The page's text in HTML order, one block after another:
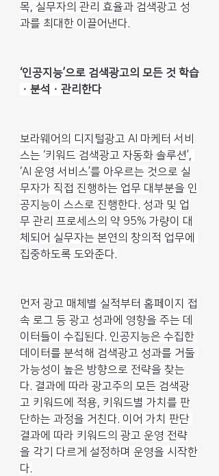
목, 실무자의 관리 효율과 검색광고 성
과를 최대한 이끌어낸다.
‘인공지능’으로 검색광고의 모든 것 학습
ㆍ분석ㆍ관리한다
보라웨어의 디지털광고 AI 마케터 서비
스는 ‘키워드 검색광고 자동화 솔루션’,
‘AI 운영 서비스’를 아우르는 것으로 실
무자가 직접 진행하는 업무 대부분을 인
공지능이 스스로 진행한다. 성과 및 업
무 관리 프로세스의 약 95% 가량이 대
체되어 실무자는 본연의 창의적 업무에
집중하도록 도와준다.
먼저 광고 매체별 실적부터 홈페이지 접
속 로그 등 광고 성과에 영향을 주는 데
이터들이 수집된다. 인공지능은 수집한
데이터를 분석해 검색광고 성과를 거둘
가능성이 높은 방향으로 전략을 찾는
다. 결과에 따라 광고주의 모든 검색광
고 키워드에 적용, 키워드별 가치를 판
단하는 과정을 거친다. 이어 가치 판단
결과에 따라 키워드의 광고 운영 전략
을 각기 다르게 설정하며 운영을 시작한
다.